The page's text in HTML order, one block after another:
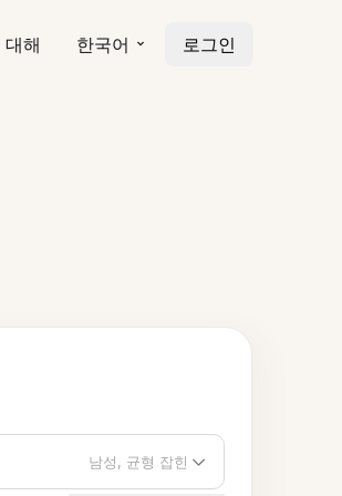
대해 한국어 로그인
남성, 균형 잡힌